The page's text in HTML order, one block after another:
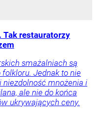
Tak restauratorzy
smażalniach są
Jednak to nie
niezdolność mnożenia i
ale nie do końca
ukrywających ceny.